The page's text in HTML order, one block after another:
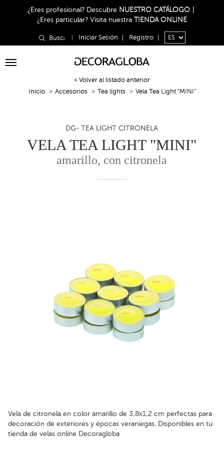
¿Eres profesional? Descubre NUESTRO CATÁLOGO
¿Eres particular? Visita nuestra TIENDA ONLINE
Iniciar Sesión Registro
Toggle
< Volver al listado anterior
Inicio
Accesorios Tea lights Vela Tea Light "MINI"
DG- TEA LIGHT CITRONELA
VELA TEA LIGHT "MINI"
amarillo, con citronela
Vela de citronela en color amarillo de 3,8x1,2 cm perfectas para
decoración de exteriores y épocas veraniegas. Disponibles en tu
tienda de velas online Decoragloba